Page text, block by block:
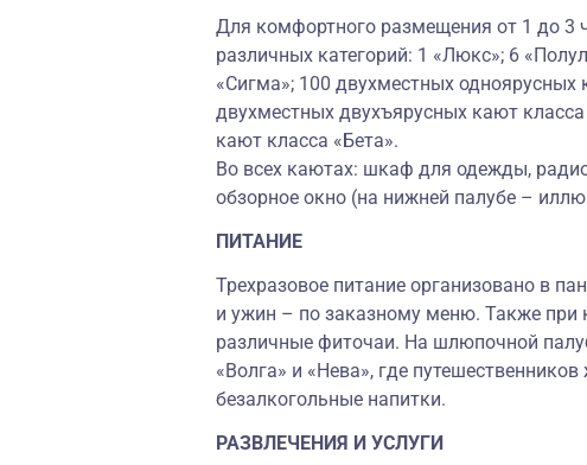
Для комфортного размещения от 1 до 3
различных категорий: 1 «Люкс»; 6
«Сигма»; 100 двухместных
двухместных двухъярусных кают
кают класса «Бета».
Во всех каютах: шкаф для одежды,
обзорное окно (на нижней палубе –
ПИТАНИЕ
Трехразовое питание организовано в
и ужин – по заказному меню. Также
различные фиточаи. На шлюпочной
«Волга» и «Нева», где
безалкогольные напитки.
РАЗВЛЕЧЕНИЯ И УСЛУГИ